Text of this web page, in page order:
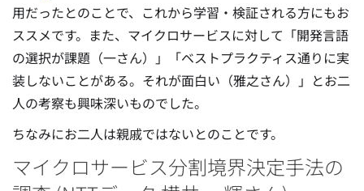
用だったとのことで、これから学習・検証される方にもお
ススメです。また、マイクロサービスに対して「開発言語
の選択が課題（一さん）」「ベストプラクティス通りに実
装しないことがある。それが面白い（雅之さん）」とお二
人の考察も興味深いものでした。
ちなみにお二人は親戚ではないとのことです。
マイクロサービス分割境界決定手法の